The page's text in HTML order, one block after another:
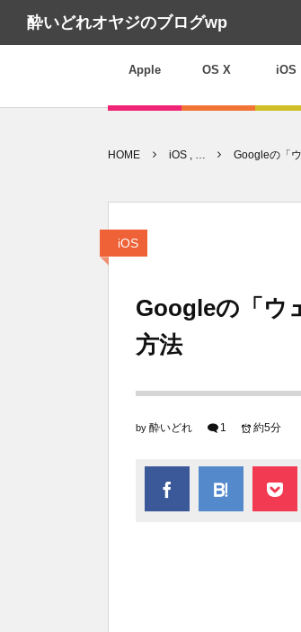
酔いどれオヤジのブログwp
Apple OS X
HOME iOS , … Googleの「
iOS
Googleの「ウ
方法
by 酔いどれ 1 約5分